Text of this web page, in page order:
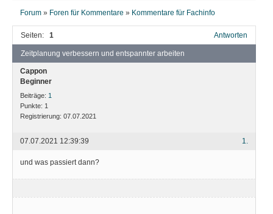
Forum » Foren für Kommentare » Kommentare für Fachinfo
Seiten: 1 Antworten
Zeitplanung verbessern und entspannter arbeiten
Cappon
Beginner
Beiträge: 1
Punkte: 1
Registrierung: 07.07.2021
1.
07.07.2021 12:39:39
und was passiert dann?